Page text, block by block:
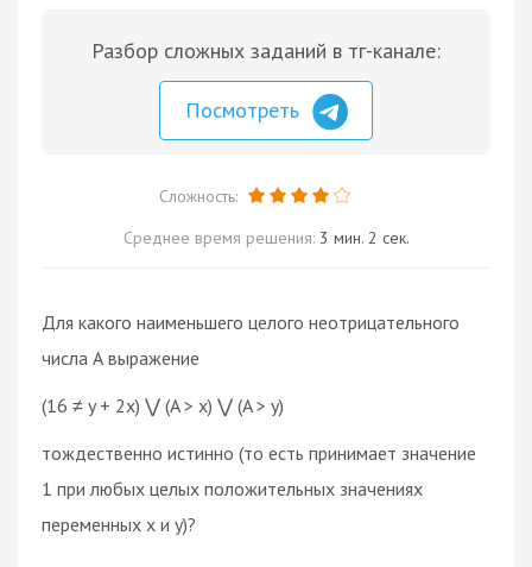
Разбор сложных заданий в тг-канале:
Посмотреть
Сложность:
Среднее время решения: 3 мин. 2 сек.
Для какого наименьшего целого неотрицательного
числа А выражение
(16 ≠ y + 2x) ⋁ (A > x) ⋁ (A > y)
тождественно истинно (то есть принимает значение
1 при любых целых положительных значениях
переменных x и y)?